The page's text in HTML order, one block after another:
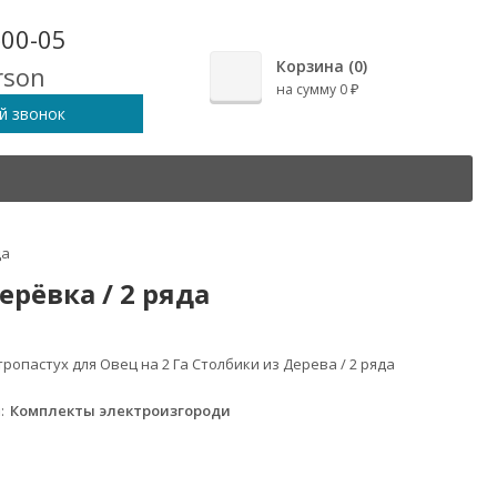
05
звонок
Корзина (0)
на сумму 0 ₽
/ 2 ряда
для Овец на 2 Га Столбики из Дерева / 2 ряда
Комплекты электроизгороди